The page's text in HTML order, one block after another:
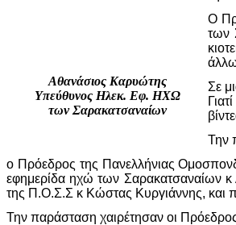
Αθανάσιος Καρυώτης
Υπεύθυνος Ηλεκ. Εφ. ΗΧΩ
των Σαρακατσαναίων
Ο
των
Σε
Την
ο Πρόεδρος της Πανελλήνιας
εφημερίδα ηχώ των Σαρακατσαναίων
της Π.Ο.Σ.Σ κ Κώστας Κυργιάννης, και
Την παράσταση χαιρέτησαν οι